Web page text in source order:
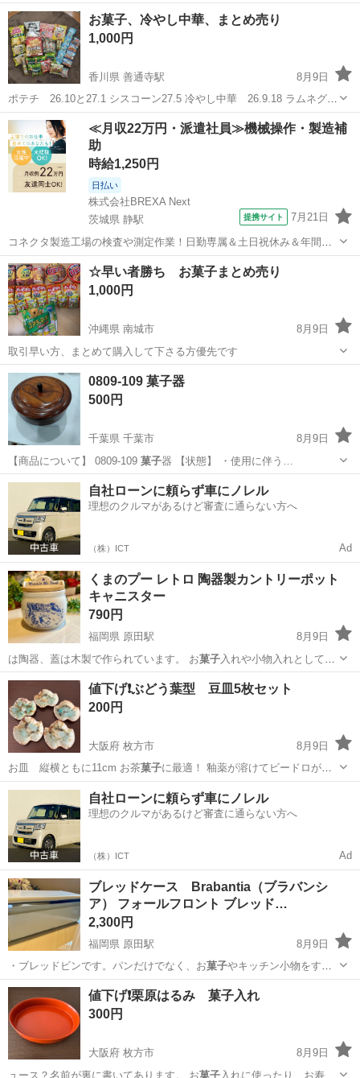
お菓子、冷やし中華、まとめ売り
1,000円
香川県 善通寺駅
8月9日
ポテチ 26.10と27.1 シスコーン27.5 冷やし中華 26.9.18 ラムネグミ
26.12.26 ミレービスケット26.11.1 さやえんどう 26.12 抹茶せんべ
い 26.9.15 プチ27.03 かっぱえびせん...
香川 善通寺市 善通寺駅 食品 シスコーン
≪月収22万円・派遣社員≫機械操作・製造補
助
時給1,250円
日払い
株式会社BREXA Next
茨城県 静駅
提携サイト 7月21日
コネクタ製造工場の検査や測定作業！日勤専属＆土日祝休み＆年間休
日128日★クリーンルーム内作業★マイカー通勤OK＆無料駐車場あり
★就業先食堂利用可！日払い制度あり！《茨城県常陸大宮市》 人気の
工場のお仕事 ◇コネクタ製造工...
茨城 常陸大宮市 静駅 その他
☆早い者勝ち お菓子まとめ売り
1,000円
沖縄県 南城市
8月9日
取引早い方、まとめて購入して下さる方優先です
沖縄 南城市
0809-109 菓子器
500円
千葉県 千葉市
8月9日
【商品について】 0809-109 菓子 器 【状態】 ・使用に伴う…
千葉 千葉市 食器 菓子
自社ローンに頼らず車にノレル
理想のクルマがあるけど審査に通らない方へ
（株）ICT Ad
くまのプー レトロ 陶器製カントリーポット
キャニスター
790円
福岡県 原田駅
8月9日
は陶器、蓋は木製で作られています。 お菓子入れや小物入れとして使
用できるキャニス…
福岡 筑紫野市 原田駅 食器 キャニスター
値下げ❗️ぶどう葉型 豆皿5枚セット
200円
大阪府 枚方市
8月9日
お皿 縦横ともに11cm お茶菓子に最適！ 釉薬が溶けてビードロが綺
麗に…
大阪 枚方市 食器
自社ローンに頼らず車にノレル
理想のクルマがあるけど審査に通らない方へ
（株）ICT Ad
ブレッドケース Brabantia（ブラバンシ
ア） フォールフロント ブレッド…
2,300円
福岡県 原田駅
8月9日
・ブレッドビンです。パンだけでなく、お菓子やキッチン小物をすっ
きりと隠して収納で…
福岡 筑紫野市 原田駅 収納家具
値下げ❗️栗原はるみ 菓子入れ
300円
大阪府 枚方市
8月9日
ュース？名前が裏に書いてあります。 お菓子入れに使ったり、お寿司